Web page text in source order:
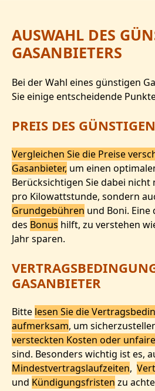
AUSWAHL DES
GASANBIETERS
Bei der Wahl eines günstigen
Sie einige entscheidende
PREIS DES
Vergleichen Sie die Preise
Gasanbieter, um einen
Berücksichtigen Sie dabei nicht
pro Kilowattstunde, sondern
Grundgebühren und Boni.
des Bonus hilft, zu verstehen
Jahr sparen.
GASANBIETER
Bitte lesen Sie die
aufmerksam, um
versteckten Kosten oder
sind. Besonders wichtig ist es,
Mindestvertragslaufzeiten,
und Kündigungsfristen zu